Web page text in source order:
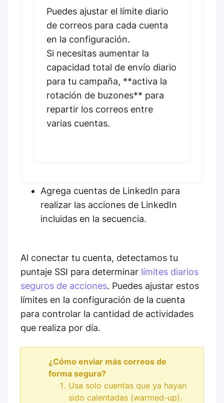
Puedes ajustar el límite diario
de correos para cada cuenta
en la configuración.
Si necesitas aumentar la
capacidad total de envío diario
para tu campaña, **activa la
rotación de buzones** para
repartir los correos entre
varias cuentas.
Agrega cuentas de LinkedIn para
realizar las acciones de LinkedIn
incluidas en la secuencia.
Al conectar tu cuenta, detectamos tu
puntaje SSI para determinar límites diarios
seguros de acciones. Puedes ajustar estos
límites en la configuración de la cuenta
para controlar la cantidad de actividades
que realiza por día.
¿Cómo enviar más correos de
forma segura?
Usa solo cuentas que ya hayan
sido calentadas (warmed-up).